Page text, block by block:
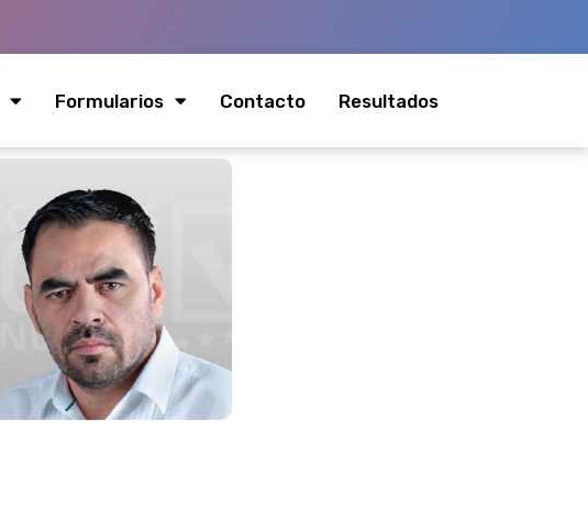
Formularios Contacto Resultados